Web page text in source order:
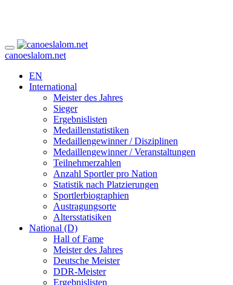
canoeslalom.net
EN
International
Meister des Jahres
Sieger
Ergebnislisten
Medaillenstatistiken
Medaillengewinner / Disziplinen
Medaillengewinner / Veranstaltungen
Teilnehmerzahlen
Anzahl Sportler pro Nation
Statistik nach Platzierungen
Sportlerbiographien
Austragungsorte
Altersstatisiken
National (D)
Hall of Fame
Meister des Jahres
Deutsche Meister
DDR-Meister
Ergebnislisten